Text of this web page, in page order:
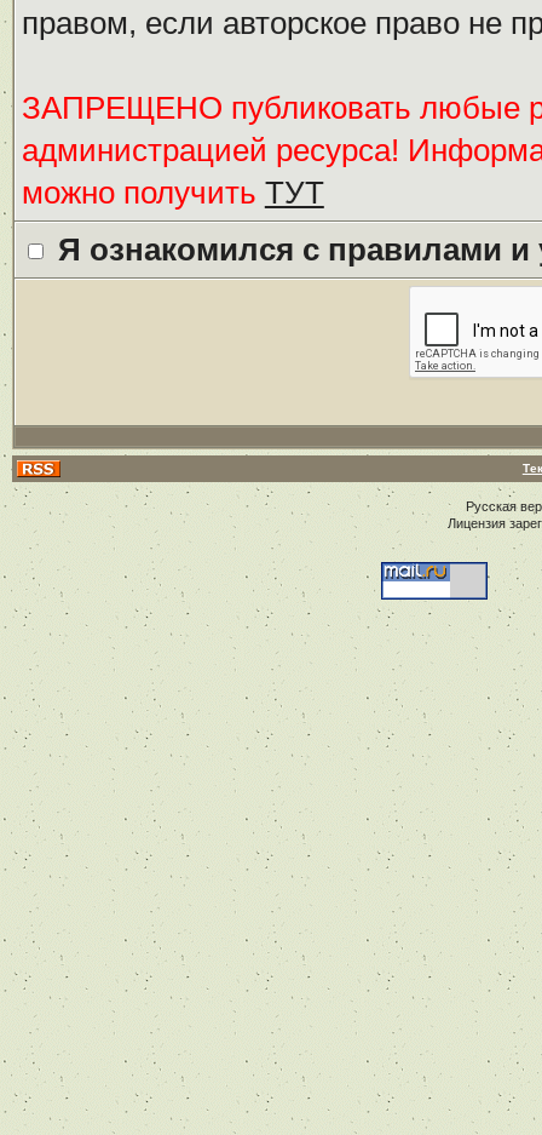
правом, если авторское право не
ЗАПРЕЩЕНО публиковать любые
администрацией ресурса!
можно получить ТУТ
Я ознакомился с правилами
Русская
Лицензия